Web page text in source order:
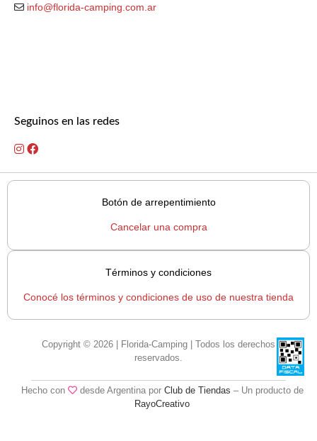
info@florida-camping.com.ar
Seguinos en las redes
Botón de arrepentimiento
Cancelar una compra
Términos y condiciones
Conocé los términos y condiciones de uso de nuestra tienda
Copyright © 2026 | Florida-Camping | Todos los derechos
reservados.
Hecho con desde Argentina por Club de Tiendas – Un producto de
RayoCreativo